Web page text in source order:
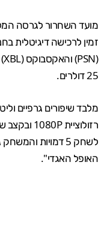
(PSN) והאקסבוקס (XBL) וגם דרך
25 דולרים.
מלבד שיפורים גרפיים
לשחק 5 דמויות
האופל האגדי".